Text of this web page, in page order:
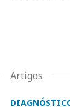
Artigos